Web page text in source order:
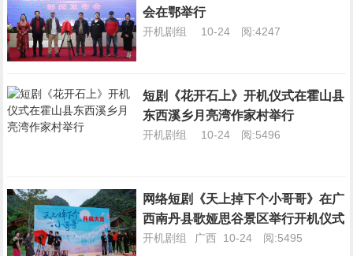
会在鄂举行
开机剧组 10-24 阅:4247
短剧《花开石上》开机仪式在霍山县
东西溪乡月亮湾作家村举行
开机剧组 10-24 阅:5496
网络短剧《天上掉下个小哥哥》在广
西南丹县歌娅思谷景区举行开机仪式
开机剧组 广西 10-24 阅:5495